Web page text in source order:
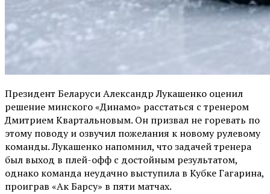
Президент Беларуси Александр Лукашенко оценил
решение минского «Динамо» расстаться с тренером
Дмитрием Квартальновым. Он призвал не горевать по
этому поводу и озвучил пожелания к новому рулевому
команды. Лукашенко напомнил, что задачей тренера
был выход в плей-офф с достойным результатом,
однако команда неудачно выступила в Кубке Гагарина,
проиграв «Ак Барсу» в пяти матчах.